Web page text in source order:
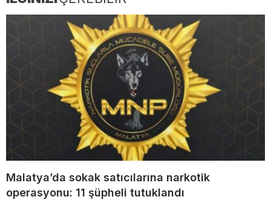
Malatya’da sokak satıcılarına narkotik
operasyonu: 11 şüpheli tutuklandı